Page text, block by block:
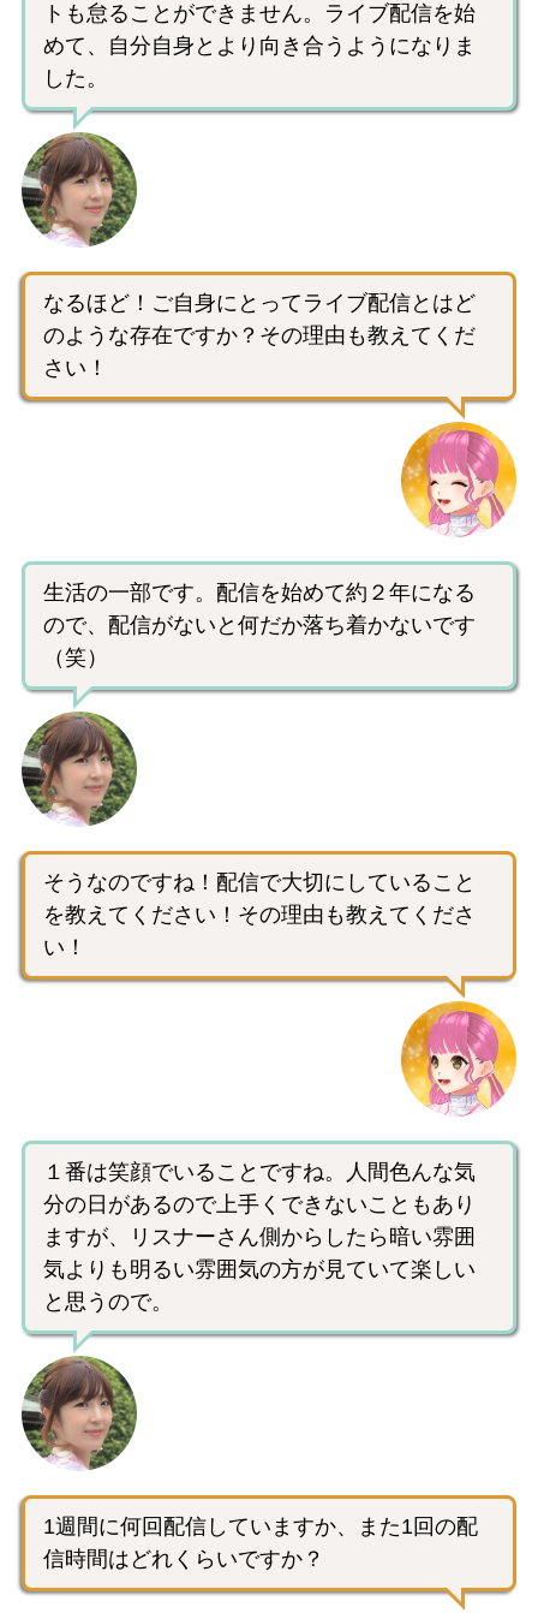
トも怠ることができません。ライブ配信を始
めて、自分自身とより向き合うようになりま
した。
なるほど！ご自身にとってライブ配信とはど
のような存在ですか？その理由も教えてくだ
さい！
生活の一部です。配信を始めて約２年になる
ので、配信がないと何だか落ち着かないです
（笑）
そうなのですね！配信で大切にしていること
を教えてください！その理由も教えてくださ
い！
１番は笑顔でいることですね。人間色んな気
分の日があるので上手くできないこともあり
ますが、リスナーさん側からしたら暗い雰囲
気よりも明るい雰囲気の方が見ていて楽しい
と思うので。
1週間に何回配信していますか、また1回の配
信時間はどれくらいですか？